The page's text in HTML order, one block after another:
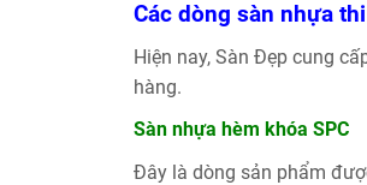
Các dòng sàn nhựa
Hiện nay, Sàn Đẹp cung
hàng.
Sàn nhựa hèm khóa SPC
Đây là dòng sản phẩm